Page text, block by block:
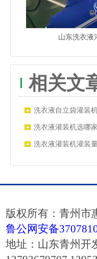
山东洗衣液
相关文
洗衣液自立袋灌装
洗衣液灌装机选哪
高 价格低 惠联制造
洗衣液灌装机灌装
版权所有：青州
鲁公网安备
地址：山东青州